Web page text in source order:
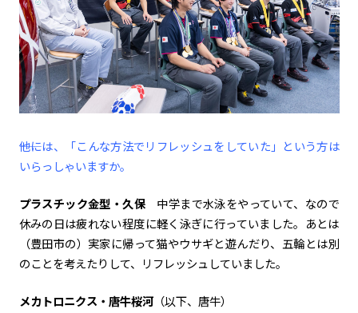
――他には、「こんな方法でリフレッシュをしていた」という方は
いらっしゃいますか。
プラスチック金型・久保中学まで水泳をやっていて、なので
休みの日は疲れない程度に軽く泳ぎに行っていました。あとは
（豊田市の）実家に帰って猫やウサギと遊んだり、五輪とは別
のことを考えたりして、リフレッシュしていました。
メカトロニクス・唐牛桜河（以下、唐牛）